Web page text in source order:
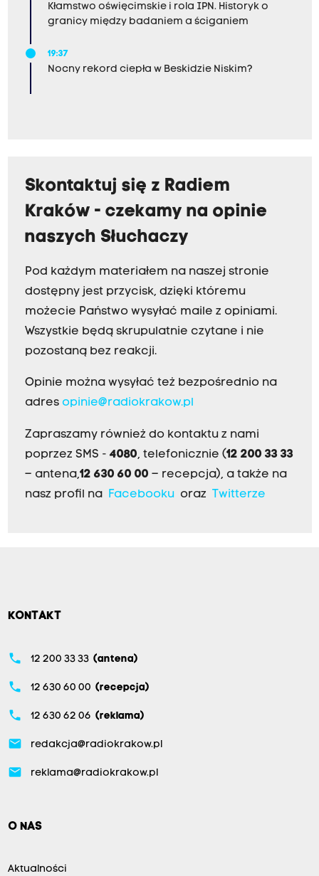
Kłamstwo oświęcimskie i rola IPN. Historyk o
granicy między badaniem a ściganiem
19:37
Nocny rekord ciepła w Beskidzie Niskim?
Skontaktuj się z Radiem
Kraków - czekamy na opinie
naszych Słuchaczy
Pod każdym materiałem na naszej stronie
dostępny jest przycisk, dzięki któremu
możecie Państwo wysyłać maile z opiniami.
Wszystkie będą skrupulatnie czytane i nie
pozostaną bez reakcji.
Opinie można wysyłać też bezpośrednio na
adres opinie@radiokrakow.pl
Zapraszamy również do kontaktu z nami
poprzez SMS - 4080, telefonicznie (12 200 33 33
– antena,12 630 60 00 – recepcja), a także na
nasz profil na
Facebookuoraz Twitterze
KONTAKT
phone 12 200 33 33 (antena)
phone 12 630 60 00 (recepcja)
phone 12 630 62 06 (reklama)
email redakcja@radiokrakow.pl
email reklama@radiokrakow.pl
O NAS
Aktualności